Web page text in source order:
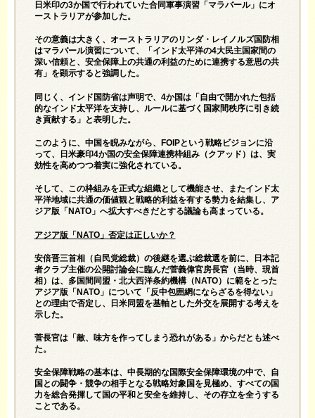
日米印の3か国で行われていた合同軍事演習「マラバール」にオ
ーストラリアが参加した。
その意義は大きく、オーストラリアのリンダ・レイノルズ国防相
はマラバール演習について、「インド太平洋の4大民主国家間の
深い信頼と、安全保障上の共通の利益のために連携する意思の共
有」を顕示すると強調した。
同じく、インド国防省は声明で、4か国は「自由で開かれた包括
的なインド太平洋を支持し、ルールに基づく国家間秩序に引き続
き貢献する」と表明した。
このように、中国を睨みながら、FOIPという戦略ビジョンに沿
って、日米豪印4か国の安全保障連携枠組み（クアッド）は、実
効性を高めつつ着実に強化されている。
そして、この枠組みを正式な組織として機能させ、またインド太
平洋地域に共通の価値観と戦略的利益を有する勢力を結集し、ア
ジア版「NATO」へ拡大すべきだとする議論も高まっている。
アジア版「NATO」否定は正しいか？
安倍晋三首相（自民党総裁）の後継を選ぶ総裁選を前に、日本記
者クラブ主催の公開討論会に臨んだ菅義偉官房長官（当時、現首
相）は、多国間同盟・北大西洋条約機構（NATO）に範をとった
アジア版「NATO」について「反中包囲網にならざるを得ない」
との理由で否定し、日米同盟を基軸とした外交を展開する考えを
示した。
菅長官は「敵、味方を作ってしまう恐れがある」からだとも述べ
た。
安全保障戦略の基本は、中長期的な国際安全保障環境の中で、自
国との闘争・競争の相手となる戦略対象国を見極め、すべての国
力を総合発揮して国の平和と安全を維持し、その存立を全うする
ことである。